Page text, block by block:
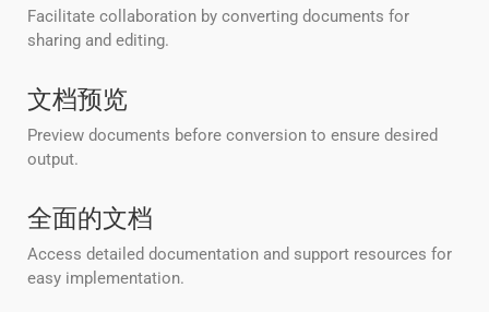
Facilitate collaboration by converting documents for
sharing and editing.
文档预览
Preview documents before conversion to ensure desired
output.
全面的文档
Access detailed documentation and support resources for
easy implementation.